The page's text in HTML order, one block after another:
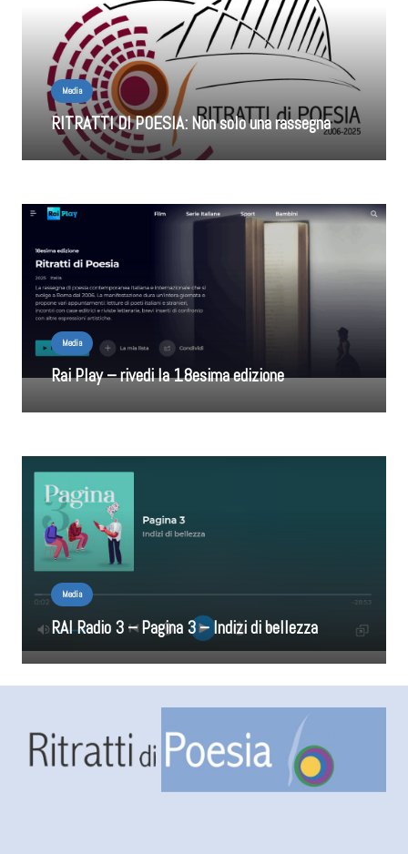
Media
RITRATTI DI POESIA: Non solo una rassegna
Media
Rai Play – rivedi la 18esima edizione
Media
RAI Radio 3 – Pagina 3 – Indizi di bellezza